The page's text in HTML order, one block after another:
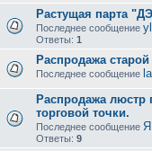
Растущая парта
Последнее сообщение
Ответы: 1
Распродажа
Последнее сообщение
Распродажа люстр
торговой точки.
Последнее сообщение
Ответы: 9